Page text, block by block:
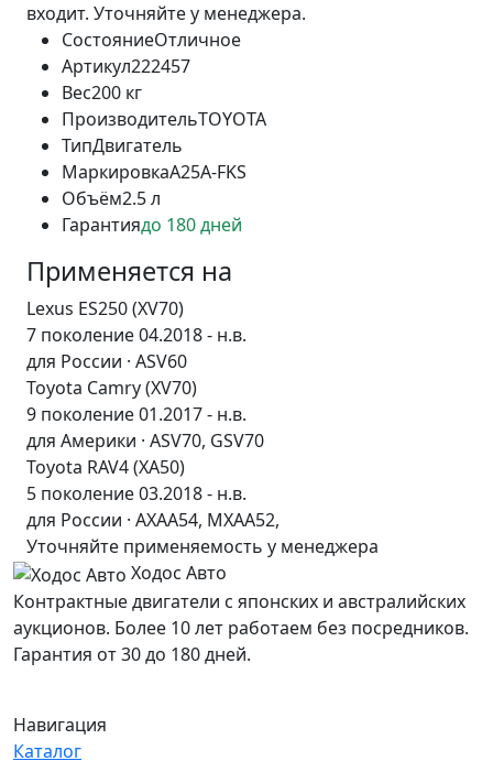
входит. Уточняйте у менеджера.
СостояниеОтличное
Артикул222457
Вес200 кг
ПроизводительTOYOTA
ТипДвигатель
МаркировкаA25A-FKS
Объём2.5 л
Гарантиядо 180 дней
Применяется на
Lexus ES250 (XV70)
7 поколение 04.2018 - н.в.
для России · ASV60
Toyota Camry (XV70)
9 поколение 01.2017 - н.в.
для Америки · ASV70, GSV70
Toyota RAV4 (XA50)
5 поколение 03.2018 - н.в.
для России · AXAA54, MXAA52,
Уточняйте применяемость у менеджера
Ходос Авто
Контрактные двигатели с японских и австралийских
аукционов. Более 10 лет работаем без посредников.
Гарантия от 30 до 180 дней.
Навигация
Каталог